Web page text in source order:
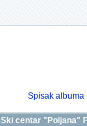
Spisak albuma
Ski centar "Poljana"